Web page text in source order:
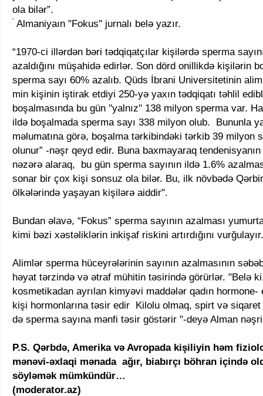
ola bilər”.
Almaniyaın "Fokus" jurnalı belə yazır.
“1970-ci illərdən bəri tədqiqatçılar kişilərdə sperma
azaldığını müşahidə edirlər. Son dörd onillikdə kişilərin
sperma sayı 60% azalıb. Qüds İbrani Universitetinin
min kişinin iştirak etdiyi 250-yə yaxın tədqiqatı təhlil
boşalmasında bu gün "yalnız" 138 milyon sperma var.
ildə boşalmada sperma sayı 338 milyon olub. Bununla
məlumatına görə, boşalma tərkibindəki tərkib 39 milyon
olunur” -nəşr qeyd edir. Buna baxmayaraq tendenisyanın
nəzərə alaraq, bu gün sperma sayının ildə 1.6%
sonar bir çox kişi sonsuz ola bilər. Bu, ilk növbədə
ölkələrində yaşayan kişilərə aiddir".
Bundan əlavə, “Fokus” sperma sayının azalması
kimi bəzi xəstəliklərin inkişaf riskini artırdığını vurğulayır.
Alimlər sperma hüceyrələrinin sayının azalmasının
həyat tərzində və ətraf mühitin təsirində görürlər. "Belə
kosmetikadan ayrılan kimyəvi maddələr qadın
kişi hormonlarına təsir edir Kilolu olmaq, spirt və
də sperma sayına mənfi təsir göstərir "-deyə Alman
P.S. Qərbdə, Amerika və Avropada kişiliyin həm
mənəvi-əxlaqi mənada ağır, biabırçı böhran içində
söyləmək mümkündür…
(moderator.az)